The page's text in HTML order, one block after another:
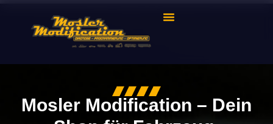
Mosler Modification – Dein